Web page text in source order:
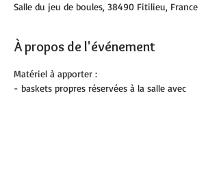
Salle du jeu de boules, 38490 Fitilieu, France
À propos de l'événement
Matériel à apporter :
- baskets propres réservées à la salle avec